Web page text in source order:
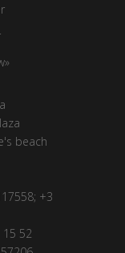
beach
; +3
52